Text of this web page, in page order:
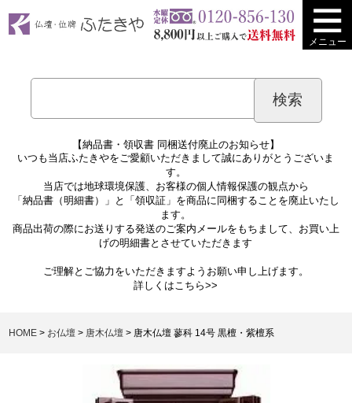
メニュー
【納品書・領収書 同梱送付廃止のお知らせ】
いつも当店ふたきやをご愛顧いただきまして誠にありがとうございま
す。
当店では地球環境保護、お客様の個人情報保護の観点から
「納品書（明細書）」と「領収証」を商品に同梱することを廃止いたし
ます。
商品出荷の際にお送りする発送のご案内メールをもちまして、お買い上
げの明細書とさせていただきます
ご理解とご協力をいただきますようお願い申し上げます。
詳しくはこちら>>
HOME お仏壇 唐木仏壇 唐木仏壇 蓼科 14号 黒檀・紫檀系